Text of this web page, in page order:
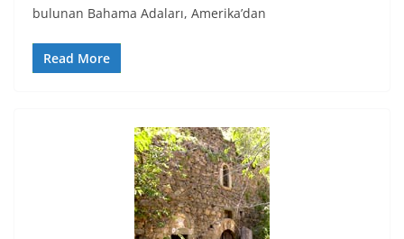
bulunan Bahama Adaları, Amerika’dan
Read More